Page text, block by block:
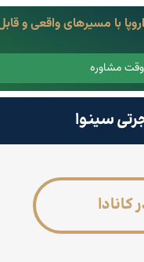
سینوا
با مسیرهای واقعی و
وقت مشاوره